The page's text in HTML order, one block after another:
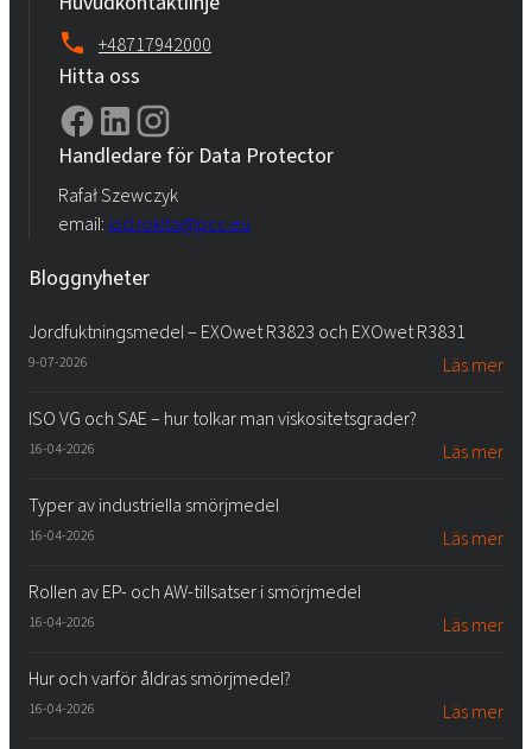
+48717942000
Hitta oss
Handledare för Data Protector
Rafał Szewczyk
email: iod.rokita@pcc.eu
Bloggnyheter
Jordfuktningsmedel – EXOwet R3823 och EXOwet R3831
9-07-2026 Läs mer
ISO VG och SAE – hur tolkar man viskositetsgrader?
16-04-2026 Läs mer
Typer av industriella smörjmedel
16-04-2026 Läs mer
Rollen av EP- och AW-tillsatser i smörjmedel
16-04-2026 Läs mer
Hur och varför åldras smörjmedel?
16-04-2026 Läs mer